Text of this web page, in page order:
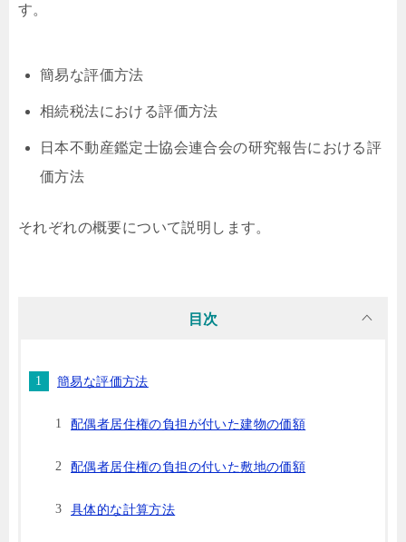
す。
簡易な評価方法
相続税法における評価方法
日本不動産鑑定士協会連合会の研究報告における評
価方法
それぞれの概要について説明します。
目次
簡易な評価方法
配偶者居住権の負担が付いた建物の価額
配偶者居住権の負担の付いた敷地の価額
具体的な計算方法